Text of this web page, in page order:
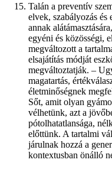
Talán a preventív
elvek, szabályozás
annak
egyéni és közösségi,
megváltozott a
elsajátítás módját
megváltoztatják. –
magatartás,
életminőségnek
Sőt, amit olyan
vélhetünk, azt a
pótolhatatlansága,
előttünk. A tartalmi
járulnak hozzá a
kontextusban önálló